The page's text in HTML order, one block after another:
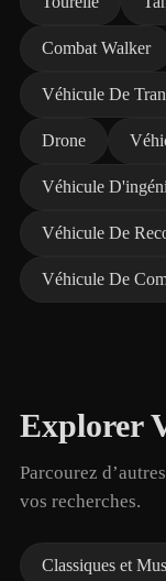
Combat Walker
Véhicule De
Drone
Véhicule
Véhicule De
Véhicule De
Explorer
Parcourez
vos recherches.
Classiques et